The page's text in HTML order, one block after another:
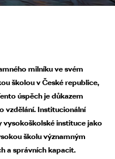
milníku ve svém
školou v České republice,
úspěch je důkazem
vzdělání. Institucionální
instituce jako
školu významným
a správních kapacit.